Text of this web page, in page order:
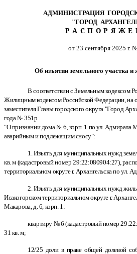
АДМИНИСТРАЦИЯ
"ГОРОД
от 23 сентября 2025 г.
Об изъятии земельного участка
В соответствии с Земельным кодексом
Жилищным кодексом Российской Федерации, на
заместителя Главы городского округа "Город
года № 351р
"О признании дома № 6, корп. 1 по ул. Адмирала
аварийным и подлежащим сносу":
1. Изъять для муниципальных нужд
кв. м (кадастровый номер 29:22:080904:27),
территориальном округе г. Архангельска по ул.
2. Изъять для муниципальных нужд
Исакогорском территориальном округе г.
Макарова, д. 6, корп. 1:
квартиру № 6 (кадастровый номер
31 кв. м;
12/25 доли в праве общей долевой